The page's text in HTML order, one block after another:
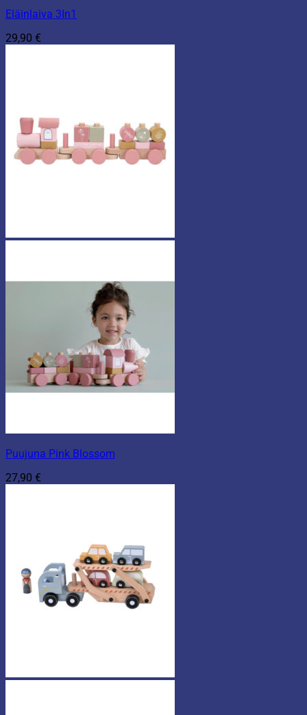
Eläinlaiva 3In1
29,90 €
Puujuna Pink Blossom
27,90 €